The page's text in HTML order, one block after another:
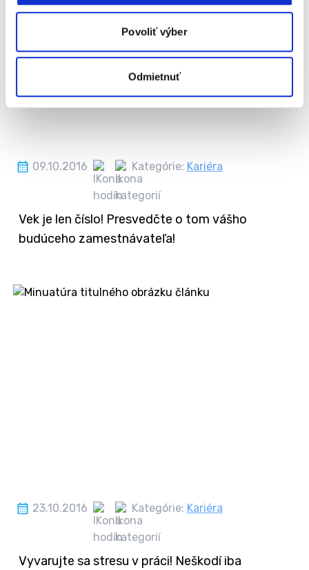
Povoliť výber
Odmietnuť
09.10.2016 Kategórie: Kariéra
Vek je len číslo! Presvedčte o tom vášho
budúceho zamestnávateľa!
23.10.2016 Kategórie: Kariéra
Vyvarujte sa stresu v práci! Neškodí iba